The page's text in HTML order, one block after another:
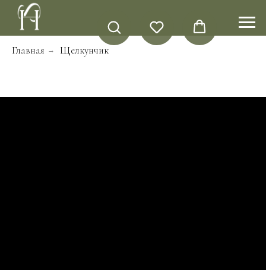
Главная → Щелкунчик